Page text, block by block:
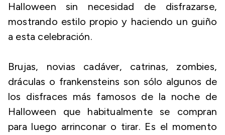
Halloween sin necesidad de disfrazarse,
mostrando estilo propio y haciendo un guiño
a esta celebración.
Brujas, novias cadáver, catrinas, zombies,
dráculas o frankensteins son sólo algunos de
los disfraces más famosos de la noche de
Halloween que habitualmente se compran
para luego arrinconar o tirar. Es el momento